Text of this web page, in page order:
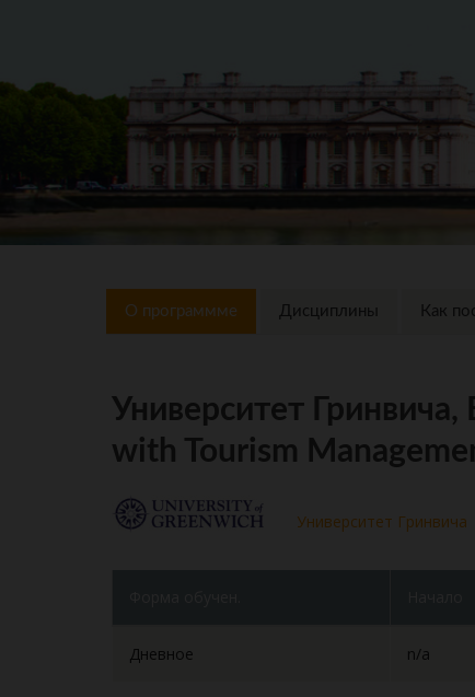
О программме Дисциплины Как
Университет Гринвича,
with Tourism
Университет Гринвича
Дневное n/a